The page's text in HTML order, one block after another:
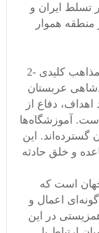
تسلط ایران و
هموار
2- نفوذ و تسلط بر یکی از اصلی‌ترین مذاهب کلیدی
عربستان
دفاع از
آموزشگاه‌ها
این
و خلق حادثه
جهان است که
اعمال و
در این